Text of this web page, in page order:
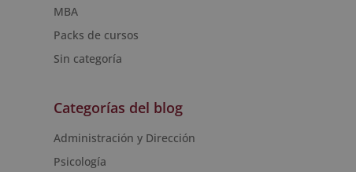
MBA
Packs de cursos
Sin categoría
Categorías del blog
Administración y Dirección
Psicología